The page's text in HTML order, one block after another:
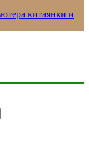
китаянки и